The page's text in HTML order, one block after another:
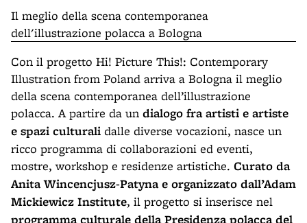
Il meglio della scena contemporanea
dell'illustrazione polacca a Bologna
Con il progetto Hi! Picture This!: Contemporary
Illustration from Poland arriva a Bologna il meglio
della scena contemporanea dell’illustrazione
polacca. A partire da un dialogo fra artisti e artiste
e spazi culturali dalle diverse vocazioni, nasce un
ricco programma di collaborazioni ed eventi,
mostre, workshop e residenze artistiche. Curato da
Anita Wincencjusz-Patyna e organizzato dall’Adam
Mickiewicz Institute, il progetto si inserisce nel
programma culturale della Presidenza polacca del